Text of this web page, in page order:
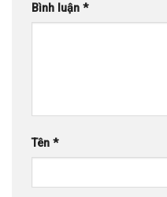
Bình luận *
Tên *